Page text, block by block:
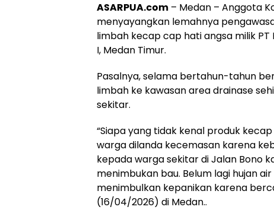
ASARPUA.com – Medan – Anggota
menyayangkan lemahnya
limbah kecap cap hati angsa milik PT
I, Medan Timur.
Pasalnya, selama bertahun-tahun
limbah ke kawasan area drainase
sekitar.
“Siapa yang tidak kenal produk
warga dilanda kecemasan karena
kepada warga sekitar di Jalan Bono
menimbukan bau. Belum lagi hujan
menimbulkan kepanikan karena
(16/04/2026) di Medan..